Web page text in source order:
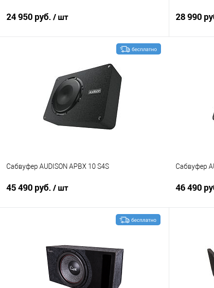
24 950 руб. / шт
В избранное
28 990
Сабвуфер AUDISON APBX 10 S4S
45 490 руб. / шт
Сравнение В избранное
Сабвуфер
46 490